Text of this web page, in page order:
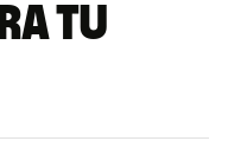
tu